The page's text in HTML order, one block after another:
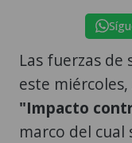
Las fuerzas
este
"Impacto
marco del cual